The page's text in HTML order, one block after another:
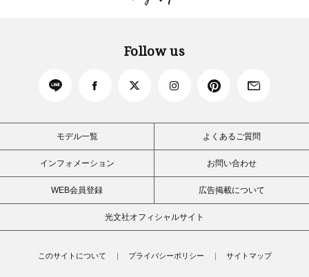
Follow us
モデル一覧 よくあるご質問
インフォメーション お問い合わせ
WEB会員登録 広告掲載について
光文社オフィシャルサイト
このサイトについて プライバシーポリシー サイトマップ